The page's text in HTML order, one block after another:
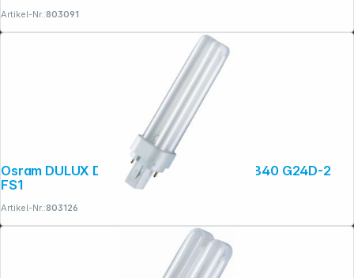
Artikel-Nr.:803091
Osram DULUX D Energiesparlampe 18W/840 G24D-2
FS1
Artikel-Nr.:803126